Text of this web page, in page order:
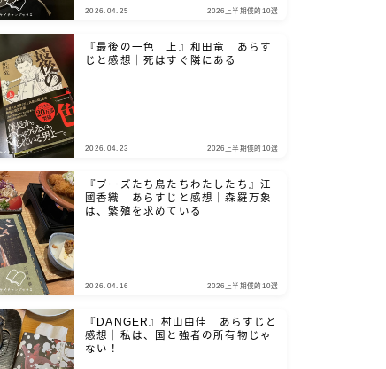
2026.04.25 2026上半期僕的10選
『最後の一色 上』和田竜 あらす
じと感想｜死はすぐ隣にある
2026.04.23 2026上半期僕的10選
『ブーズたち鳥たちわたしたち』江
國香織 あらすじと感想｜森羅万象
は、繁殖を求めている
2026.04.16 2026上半期僕的10選
『DANGER』村山由佳 あらすじと
感想｜私は、国と強者の所有物じゃ
ない！